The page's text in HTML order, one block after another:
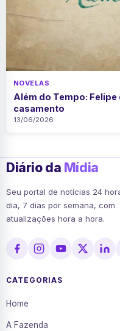
NOVELAS
Além do Tempo:
casamento
13/06/2026
Diário da Mídia
Seu portal de notícias 24
dia, 7 dias por semana, com
atualizações hora a hora.
CATEGORIAS
Home
A Fazenda